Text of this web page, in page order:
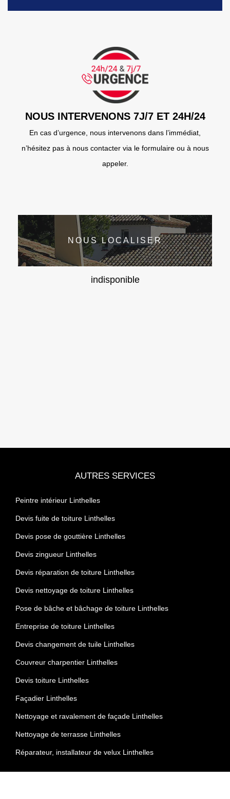
NOUS INTERVENONS 7J/7 ET 24H/24
En cas d’urgence, nous intervenons dans l’immédiat,
n’hésitez pas à nous contacter via le formulaire ou à nous
appeler.
NOUS LOCALISER
indisponible
AUTRES SERVICES
Peintre intérieur Linthelles
Devis fuite de toiture Linthelles
Devis pose de gouttière Linthelles
Devis zingueur Linthelles
Devis réparation de toiture Linthelles
Devis nettoyage de toiture Linthelles
Pose de bâche et bâchage de toiture Linthelles
Entreprise de toiture Linthelles
Devis changement de tuile Linthelles
Couvreur charpentier Linthelles
Devis toiture Linthelles
Façadier Linthelles
Nettoyage et ravalement de façade Linthelles
Nettoyage de terrasse Linthelles
Réparateur, installateur de velux Linthelles